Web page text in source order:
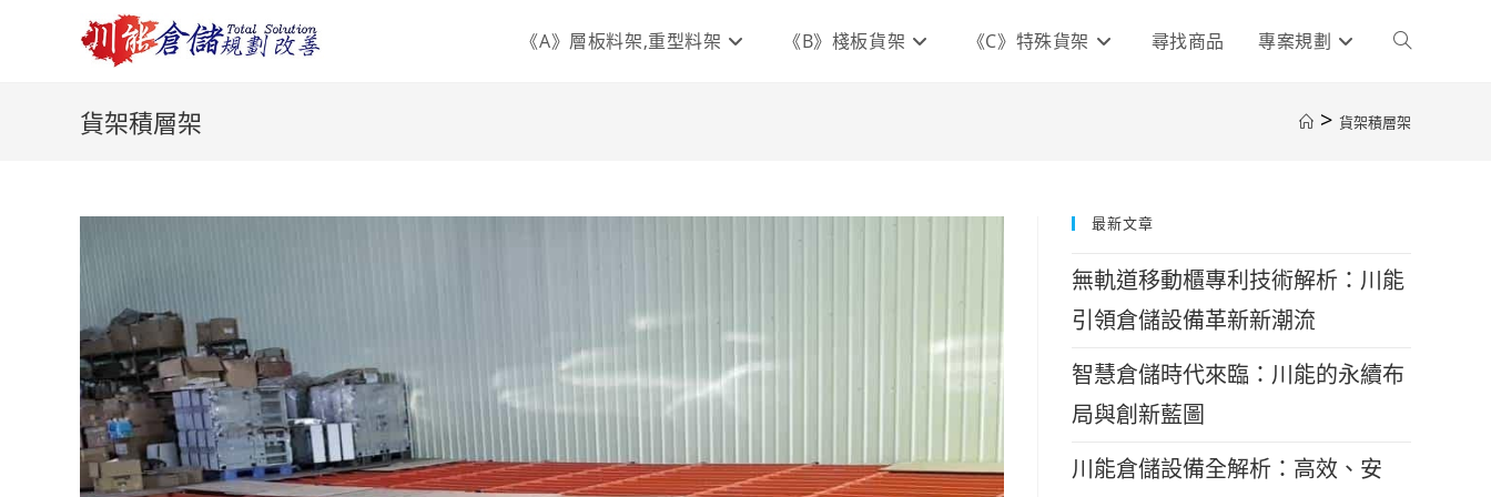
《A》層板料架,重型料架 《B》棧板貨架 《C》特殊貨架 尋找商品 專案規劃 Toggle
website
貨架積層架 > 貨架積層架
最新文章
無軌道移動櫃專利技術解析：川能
引領倉儲設備革新新潮流
智慧倉儲時代來臨：川能的永續布
局與創新藍圖
川能倉儲設備全解析：高效、安